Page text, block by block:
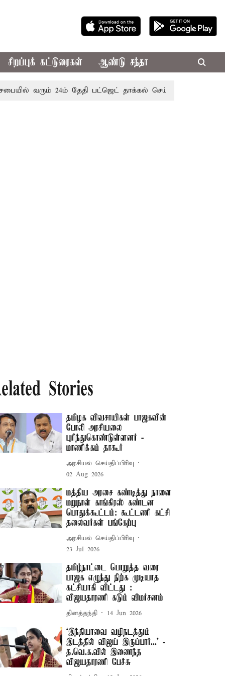
சிறப்புக் கட்டுரைகள் ஆண்டு சந்தா
வரும் 24ம் தேதி பட்ஜெட் தாக்கல் செய்கிறார் முதல்-அமைச்சர்
Stories
தமிழக விவசாயிகள் பாஜகவின்
போலி அரசியலை
புரிந்துகொண்டுள்ளனர் -
மாணிக்கம் தாகூர்
அரசியல் செய்திப்பிரிவு
02 Aug 2026
மத்திய அரசை கண்டித்து நாளை
மறுநாள் காங்கிரஸ் கண்டன
பொதுக்கூட்டம்: கூட்டணி கட்சி
தலைவர்கள் பங்கேற்பு
அரசியல் செய்திப்பிரிவு
23 Jul 2026
தமிழ்நாட்டை பொறுத்த வரை
பாஜக எழுந்து நிற்க முடியாத
கட்சியாகி விட்டது :
விஜயதாரணி கடும் விமர்சனம்
தினத்தந்தி 14 Jun 2026
‘இந்தியாவை வழிநடத்தும்
இடத்தில் விஜய் இருப்பார்...’ -
த.வெ.க.வில் இணைந்த
விஜயதாரணி பேச்சு